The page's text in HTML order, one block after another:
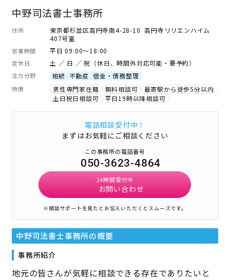
中野司法書士事務所
住所
東京都杉並区高円寺南4-28-10 高円寺リリエンハイム
407号室
営業時間 平日 09:00～18:00
定休日 土 ／ 日 ／ 祝（休日、時間外対応可能・要予約）
注力分野 相続 不動産 借金・債務整理
特徴 男性専門家在籍 無料相談可
最寄駅から徒歩5分以内
土日祝日相談可
平日19時以降相談可
電話相談受付中！
まずはお気軽にご相談ください
この事務所の電話番号
050-3623-4864
24時間受付中
お問い合わせ
※相談サポートを見たとお伝えいただくとスムーズです。
中野司法書士事務所の概要
事務所紹介
地元の皆さんが気軽に相談できる存在でありたいと